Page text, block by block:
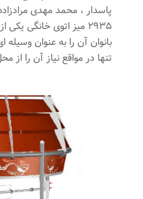
پاسدار ، محمد مهدی
۲۹۳۵ میز اتوی خانگی
بانوان آن را به عنوان
تنها در مواقع نیاز آن را از